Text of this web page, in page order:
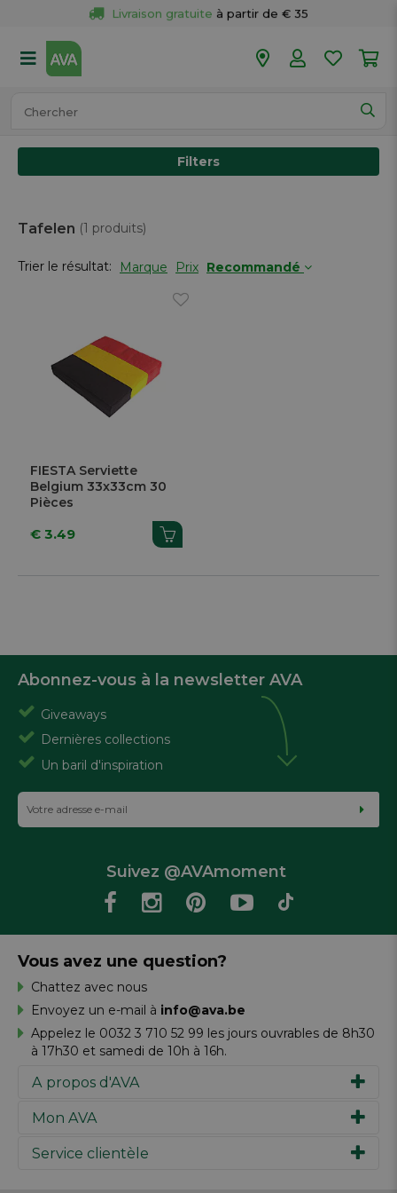
Livraison gratuite à partir de € 35
50 magasins
Filters
Tafelen (1 produits)
Trier le résultat: Marque Prix Recommandé
FIESTA Serviette
Belgium 33x33cm 30
Pièces
€ 3.49
Abonnez-vous à la newsletter AVA
Giveaways
Dernières collections
Un baril d'inspiration
Suivez @AVAmoment
A propos d'AVA
Notre histoire
Travailler chez AVA
Mon AVA
Inspiration
Service clientèle
Vous avez une question?
Chattez avec nous
Envoyez un e-mail à info@ava.be
Appelez le 0032 3 710 52 99 les jours ouvrables de 8h30
à 17h30 et samedi de 10h à 16h.